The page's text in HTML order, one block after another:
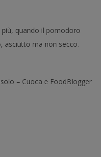
quando il pomodoro
asciutto ma non secco.
– Cuoca e FoodBlogger